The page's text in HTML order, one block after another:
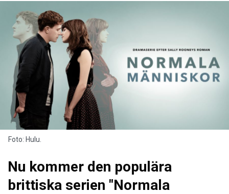
Foto: Hulu.
Nu kommer den populära
brittiska serien "Normala